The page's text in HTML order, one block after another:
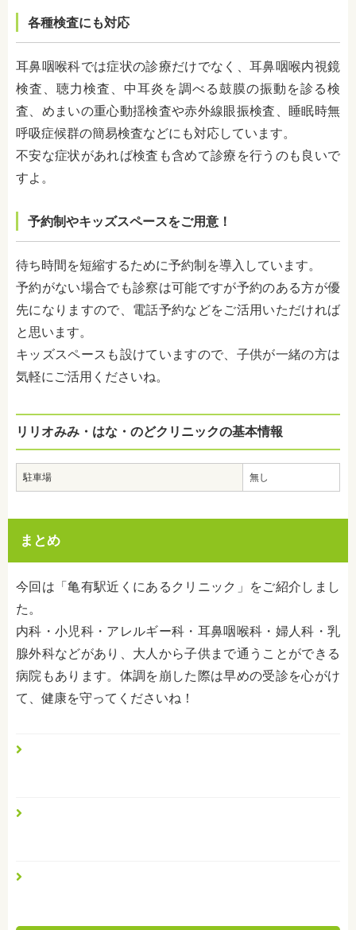
各種検査にも対応
耳鼻咽喉科では症状の診療だけでなく、 耳鼻咽喉内視鏡
検査、聴力検査、中耳炎を調べる鼓膜の振動を診る検
査、めまいの重心動揺検査や赤外線眼振検査、睡眠時無
呼吸症候群の簡易検査などにも対応しています。
不安な症状があれば検査も含めて診療を行うのも良いで
すよ。
予約制やキッズスペースをご用意！
待ち時間を短縮するために予約制を導入しています。
予約がない場合でも診察は可能ですが予約のある方が優
先になりますので、電話予約などをご活用いただければ
と思います。
キッズスペースも設けていますので、子供が一緒の方は
気軽にご活用くださいね。
リリオみみ・はな・のどクリニックの基本情報
駐車場 無し
まとめ
今回は「亀有駅近くにあるクリニック」をご紹介しまし
た。
内科・小児科・アレルギー科・耳鼻咽喉科・婦人科・乳
腺外科などがあり、大人から子供まで通うことができる
病院もあります。体調を崩した際は早めの受診を心がけ
て、健康を守ってくださいね！